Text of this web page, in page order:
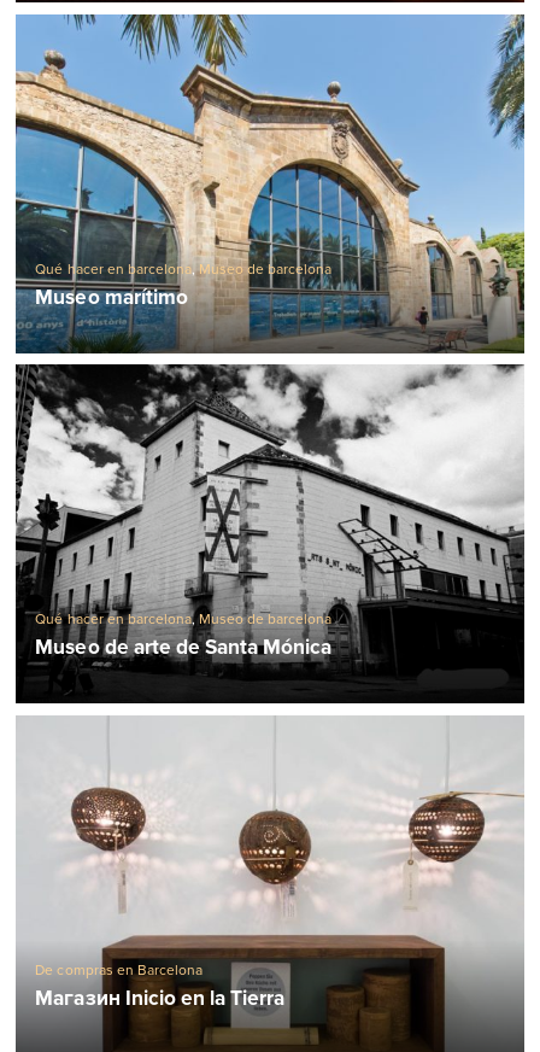
Qué hacer en barcelona,Museo de barcelona
Museo marítimo
Qué hacer en barcelona,Museo de barcelona
Museo de arte de Santa Mónica
De compras en Barcelona
Магазин Inicio en la Tierra